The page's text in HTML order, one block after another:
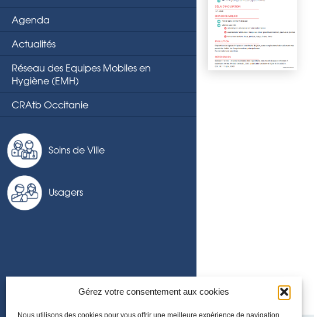
Gérez votre consentement aux cookies
Nous utilisons des cookies pour vous offrir une meilleure expérience de navigation
Agenda
Actualités
Réseau des Equipes Mobiles en
Hygiène (EMH)
CRAtb Occitanie
Soins de Ville
Usagers